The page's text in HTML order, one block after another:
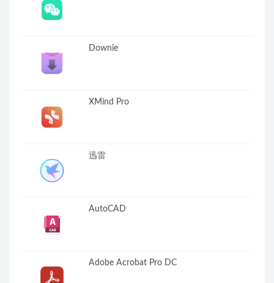
Downie
XMind Pro
迅雷
AutoCAD
Adobe Acrobat Pro DC